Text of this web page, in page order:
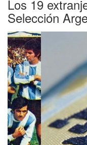
Los 19
Selección